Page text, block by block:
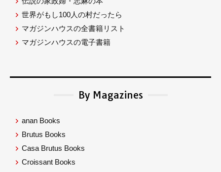
世界がもし100人の村だったら
マガジンハウスの全書籍リスト
マガジンハウスの電子書籍
By Magazines
anan Books
Brutus Books
Casa Brutus Books
Croissant Books